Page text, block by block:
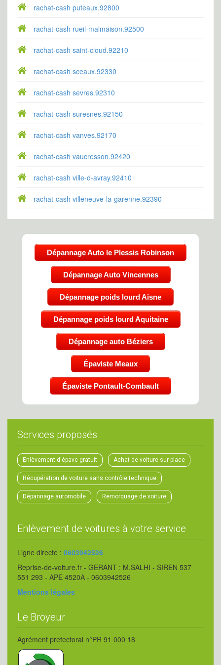
rachat-cash puteaux.92800
rachat-cash rueil-malmaison.92500
rachat-cash saint-cloud.92210
rachat-cash sceaux.92330
rachat-cash sevres.92310
rachat-cash suresnes.92150
rachat-cash vanves.92170
rachat-cash vaucresson.92420
rachat-cash ville-d-avray.92410
rachat-cash villeneuve-la-garenne.92390
Dépannage Auto le Plessis Robinson
Dépannage Auto Vincennes
Dépannage poids lourd Aisne
Dépannage poids lourd Aquitaine
Dépannage auto Béziers
Épaviste Meaux
Épaviste Pontault-Combault
Services proposés
Enlèvement d'épave gratuit Achat de voiture sur place
Récupération de voiture sans contrôle technique
Dépannage automobile Remorquage de voiture
Enlèvement de voitures à votre service
Ligne directe : 0603942526
Reprise-de-voiture.fr - GERANT : M.SALHI - SIREN 537
551 293 - APE 4520A - 0603942526
Mentions légales
Le Broyeur
Agrément prefectoral n°PR 91 000 18